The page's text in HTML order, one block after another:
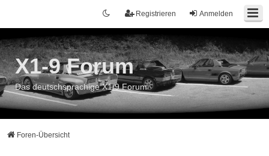
Anmelden
Registrieren
X1-9 Forum
Das deutschsprachige X1/9 Forum
Foren-Übersicht